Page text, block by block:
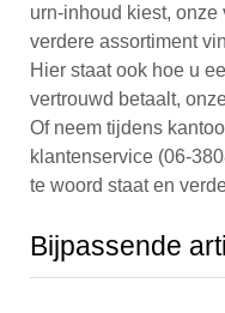
urn-inhoud kiest,
verdere assortiment
Hier staat ook hoe u
vertrouwd betaalt,
Of neem tijdens
klantenservice (06-
te woord staat en
Bijpassende